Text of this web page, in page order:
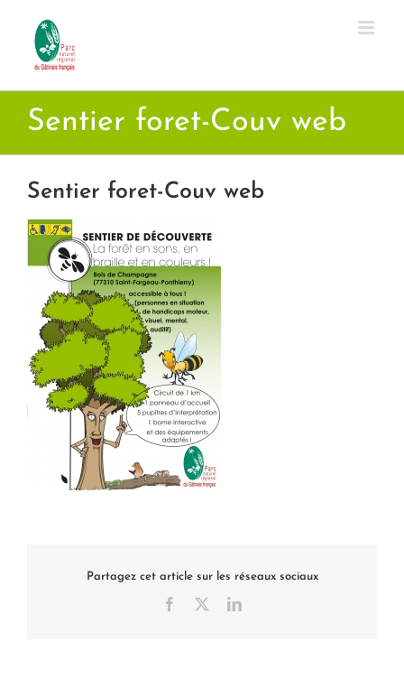
contenu
Sentier foret-Couv web
Sentier foret-Couv web
Partagez cet article sur les réseaux sociaux
Facebook LinkedIn